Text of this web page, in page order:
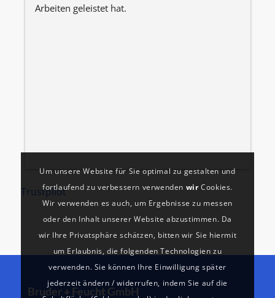
Arbeiten geleistet hat.
Trustpilot
Bruder + Feucht GmbH
Um unsere Website für Sie optimal zu gestalten und
fortlaufend zu verbessern verwenden wirCookies.
Wir verwenden es auch, um Ergebnisse zu messen
oder den Inhalt unserer Website abzustimmen. Da
wir Ihre Privatsphäre schätzen, bitten wir Sie hiermit
um Erlaubnis, die folgenden Technologien zu
verwenden. Sie können Ihre Einwilligung später
jederzeit ändern / widerrufen, indem Sie auf die